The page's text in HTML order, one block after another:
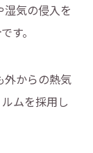
気の侵入を
す。
からの熱気
ムを採用し